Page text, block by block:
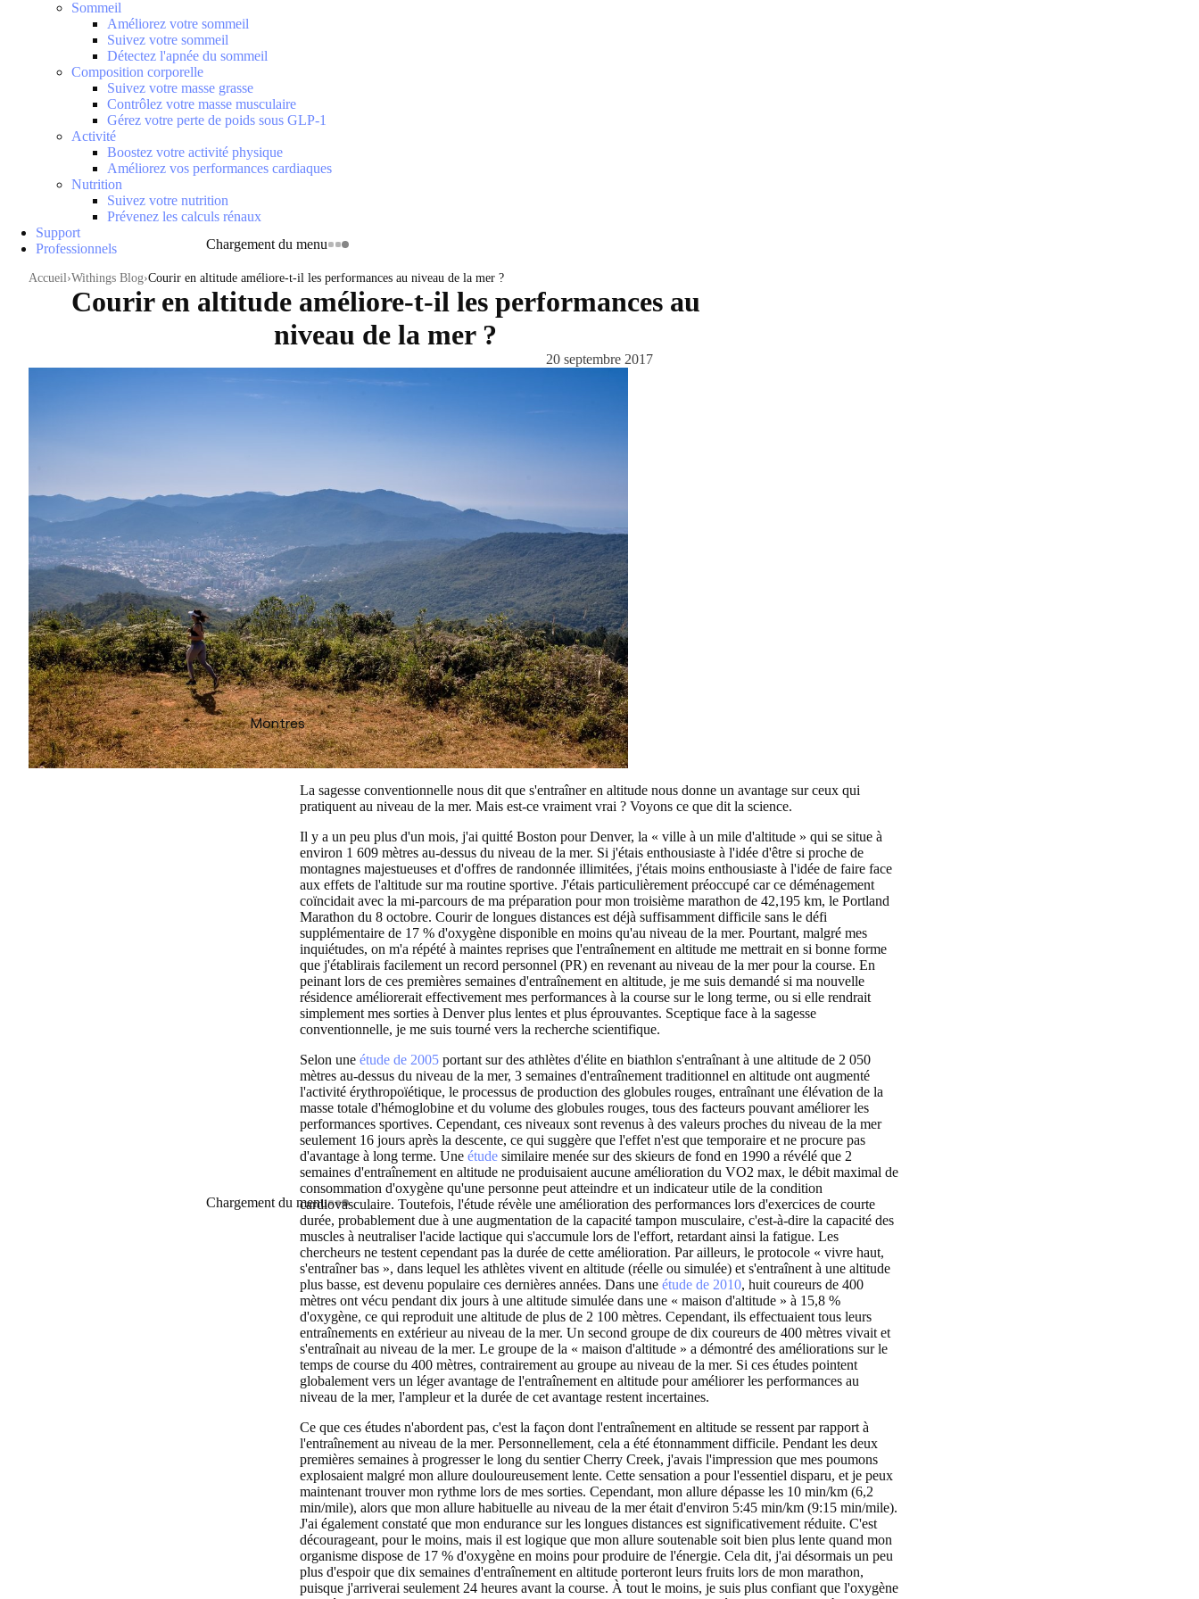
Chargement du menu
Montres
Chargement du menu
Sommeil
Améliorez votre sommeil
Suivez votre sommeil
Détectez l'apnée du sommeil
Composition corporelle
Suivez votre masse grasse
Contrôlez votre masse musculaire
Gérez votre perte de poids sous GLP-1
Activité
Boostez votre activité physique
Améliorez vos performances cardiaques
Nutrition
Suivez votre nutrition
Prévenez les calculs rénaux
Support
Professionnels
Accueil Withings Blog Courir en altitude améliore-t-il les performances au niveau de la mer ?
Courir en altitude améliore-t-il les performances au
niveau de la mer ?
20 septembre 2017
La sagesse conventionnelle nous dit que s'entraîner en altitude nous donne un avantage sur ceux qui
pratiquent au niveau de la mer. Mais est-ce vraiment vrai ? Voyons ce que dit la science.
Il y a un peu plus d'un mois, j'ai quitté Boston pour Denver, la « ville à un mile d'altitude » qui se situe à
environ 1 609 mètres au-dessus du niveau de la mer. Si j'étais enthousiaste à l'idée d'être si proche de
montagnes majestueuses et d'offres de randonnée illimitées, j'étais moins enthousiaste à l'idée de faire face
aux effets de l'altitude sur ma routine sportive. J'étais particulièrement préoccupé car ce déménagement
coïncidait avec la mi-parcours de ma préparation pour mon troisième marathon de 42,195 km, le Portland
Marathon du 8 octobre. Courir de longues distances est déjà suffisamment difficile sans le défi
supplémentaire de 17 % d'oxygène disponible en moins qu'au niveau de la mer. Pourtant, malgré mes
inquiétudes, on m'a répété à maintes reprises que l'entraînement en altitude me mettrait en si bonne forme
que j'établirais facilement un record personnel (PR) en revenant au niveau de la mer pour la course. En
peinant lors de ces premières semaines d'entraînement en altitude, je me suis demandé si ma nouvelle
résidence améliorerait effectivement mes performances à la course sur le long terme, ou si elle rendrait
simplement mes sorties à Denver plus lentes et plus éprouvantes. Sceptique face à la sagesse
conventionnelle, je me suis tourné vers la recherche scientifique.
Selon une étude de 2005 portant sur des athlètes d'élite en biathlon s'entraînant à une altitude de 2 050
mètres au-dessus du niveau de la mer, 3 semaines d'entraînement traditionnel en altitude ont augmenté
l'activité érythropoïétique, le processus de production des globules rouges, entraînant une élévation de la
masse totale d'hémoglobine et du volume des globules rouges, tous des facteurs pouvant améliorer les
performances sportives. Cependant, ces niveaux sont revenus à des valeurs proches du niveau de la mer
seulement 16 jours après la descente, ce qui suggère que l'effet n'est que temporaire et ne procure pas
d'avantage à long terme. Une étude similaire menée sur des skieurs de fond en 1990 a révélé que 2
semaines d'entraînement en altitude ne produisaient aucune amélioration du VO2 max, le débit maximal de
consommation d'oxygène qu'une personne peut atteindre et un indicateur utile de la condition
cardiovasculaire. Toutefois, l'étude révèle une amélioration des performances lors d'exercices de courte
durée, probablement due à une augmentation de la capacité tampon musculaire, c'est-à-dire la capacité des
muscles à neutraliser l'acide lactique qui s'accumule lors de l'effort, retardant ainsi la fatigue. Les
chercheurs ne testent cependant pas la durée de cette amélioration. Par ailleurs, le protocole « vivre haut,
s'entraîner bas », dans lequel les athlètes vivent en altitude (réelle ou simulée) et s'entraînent à une altitude
plus basse, est devenu populaire ces dernières années. Dans une étude de 2010, huit coureurs de 400
mètres ont vécu pendant dix jours à une altitude simulée dans une « maison d'altitude » à 15,8 %
d'oxygène, ce qui reproduit une altitude de plus de 2 100 mètres. Cependant, ils effectuaient tous leurs
entraînements en extérieur au niveau de la mer. Un second groupe de dix coureurs de 400 mètres vivait et
s'entraînait au niveau de la mer. Le groupe de la « maison d'altitude » a démontré des améliorations sur le
temps de course du 400 mètres, contrairement au groupe au niveau de la mer. Si ces études pointent
globalement vers un léger avantage de l'entraînement en altitude pour améliorer les performances au
niveau de la mer, l'ampleur et la durée de cet avantage restent incertaines.
Ce que ces études n'abordent pas, c'est la façon dont l'entraînement en altitude se ressent par rapport à
l'entraînement au niveau de la mer. Personnellement, cela a été étonnamment difficile. Pendant les deux
premières semaines à progresser le long du sentier Cherry Creek, j'avais l'impression que mes poumons
explosaient malgré mon allure douloureusement lente. Cette sensation a pour l'essentiel disparu, et je peux
maintenant trouver mon rythme lors de mes sorties. Cependant, mon allure dépasse les 10 min/km (6,2
min/mile), alors que mon allure habituelle au niveau de la mer était d'environ 5:45 min/km (9:15 min/mile).
J'ai également constaté que mon endurance sur les longues distances est significativement réduite. C'est
décourageant, pour le moins, mais il est logique que mon allure soutenable soit bien plus lente quand mon
organisme dispose de 17 % d'oxygène en moins pour produire de l'énergie. Cela dit, j'ai désormais un peu
plus d'espoir que dix semaines d'entraînement en altitude porteront leurs fruits lors de mon marathon,
puisque j'arriverai seulement 24 heures avant la course. À tout le moins, je suis plus confiant que l'oxygène